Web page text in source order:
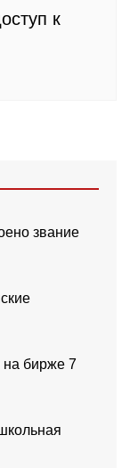
к
звание
на бирже 7